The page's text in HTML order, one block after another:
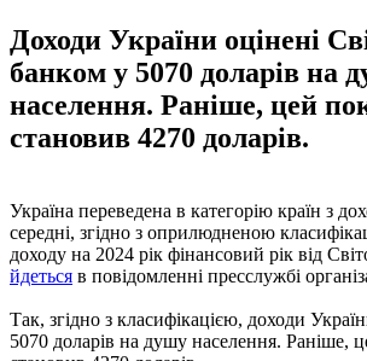
Доходи України оцінені
банком у 5070 доларів на
населення. Раніше, цей
становив 4270 доларів.
Україна переведена в категорію країн з
середні, згідно з оприлюдненою
доходу на 2024 рік фінансовий рік від
йдеться в повідомленні пресслужбі
Так, згідно з класифікацією, доходи
5070 доларів на душу населення. Раніше,